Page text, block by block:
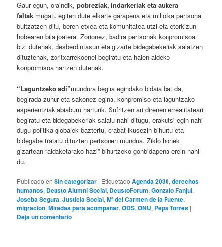
Gaur egun, oraindik,pobreziak, indarkeriak eta aukera
faltak mugatu egiten dute elkarte garapena eta milioika pertsona
bultzatzen ditu, beren etxea eta komunitatea utzi eta etorkizun
hobearen bila joatera. Zorionez, badira pertsonak konpromisoa
bizi dutenak, desberdintasun eta gizarte bidegabekeriak salatzen
dituztenak, zoritxarrekoenei begiratu eta haien aldeko
konpromisoa hartzen dutenak.
“Laguntzeko adi”mundura begira egindako bidaia bat da,
begirada zuhur eta sakonez egina, konpromiso eta laguntzako
esperientziak abiaburu harturik. Sufritzen ari direnen errealitateari
begiratu eta bidegabekeriak salatu nahi ditugu, erakutsi egin nahi
dugu politika globalek baztertu, erabat ikusezin bihurtu eta
bidegabe tratatu dituzten pertsonen mundua. Ziklo honek
gizartean “aldaketarako hazi” bihurtzeko gonbidapena erein nahi
du.
Publicado en Sin categorizar | Etiquetado Agenda 2030,derechos
humanos, Deusto Alumni Social, DeustoForum,Gonzalo Fanjul,
Joseba Segura,Justicia Social,Mª del Carmen de la Fuente,
migración,Miradas para acompañar,ODS,ONU, Pepa Torres |
Deja un comentario